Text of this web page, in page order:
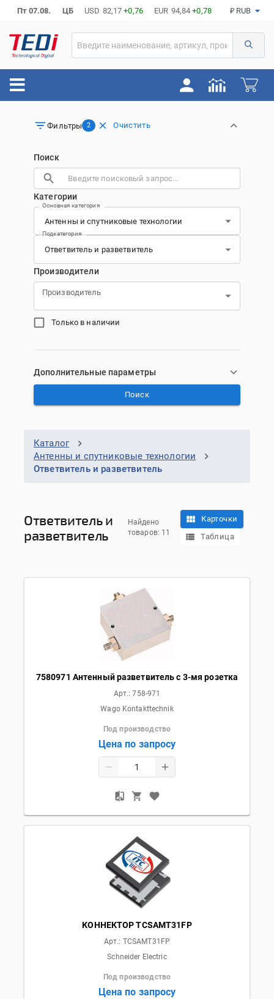
Пт 07.08. ЦБ USD 82,17 +0,76 EUR 94,84 +0,78 ₽ RUB
Фильтры 2 Очистить
Поиск
Категории
Основная категория
Подкатегория
Производители
Производитель
Только в наличии
Дополнительные параметры
Поиск
Каталог
Антенны и спутниковые технологии
Ответвитель и разветвитель
Ответвитель и
разветвитель
Найдено
товаров: 11
Карточки
Таблица
7580971 Антенный разветвитель с 3-мя розетка
Арт.:758-971
Wago Kontakttechnik
Под производство
Цена по запросу
КОННЕКТОР TCSAMT31FP
Арт.: TCSAMT31FP
Schneider Electric
Под производство
Цена по запросу